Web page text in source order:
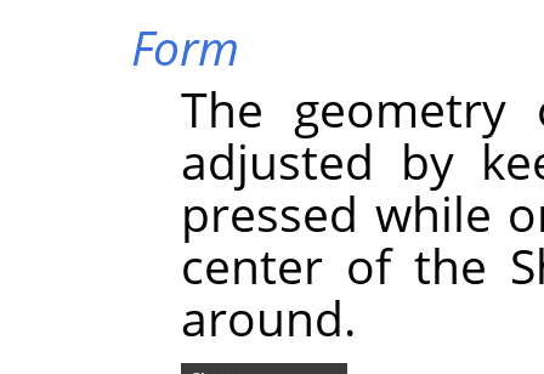
Form
The
adjusted by
pressed while
center of the
around.